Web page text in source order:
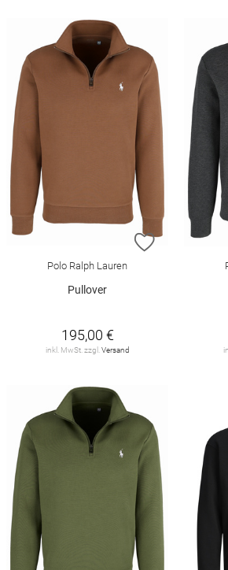
ZUR
Polo Ralph Lauren
Pullover
195,00 €
inkl. MwSt. zzgl. Versand